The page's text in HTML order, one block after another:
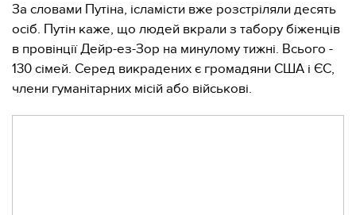
За словами Путіна, ісламісти вже розстріляли десять
осіб. Путін каже, що людей вкрали з табору біженців
в провінції Дейр-ез-Зор на минулому тижні. Всього -
130 сімей. Серед викрадених є громадяни США і ЄС,
члени гуманітарних місій або військові.